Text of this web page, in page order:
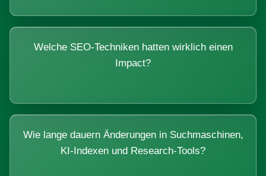
Welche SEO-Techniken hatten wirklich einen
Impact?
Wie lange dauern Änderungen in Suchmaschinen,
KI-Indexen und Research-Tools?